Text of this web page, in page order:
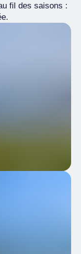
fil des saisons :